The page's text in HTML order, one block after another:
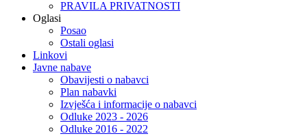
PRAVILA PRIVATNOSTI
Oglasi
Posao
Ostali oglasi
Linkovi
Javne nabave
Obavijesti o nabavci
Plan nabavki
Izvješća i informacije o nabavci
Odluke 2023 - 2026
Odluke 2016 - 2022